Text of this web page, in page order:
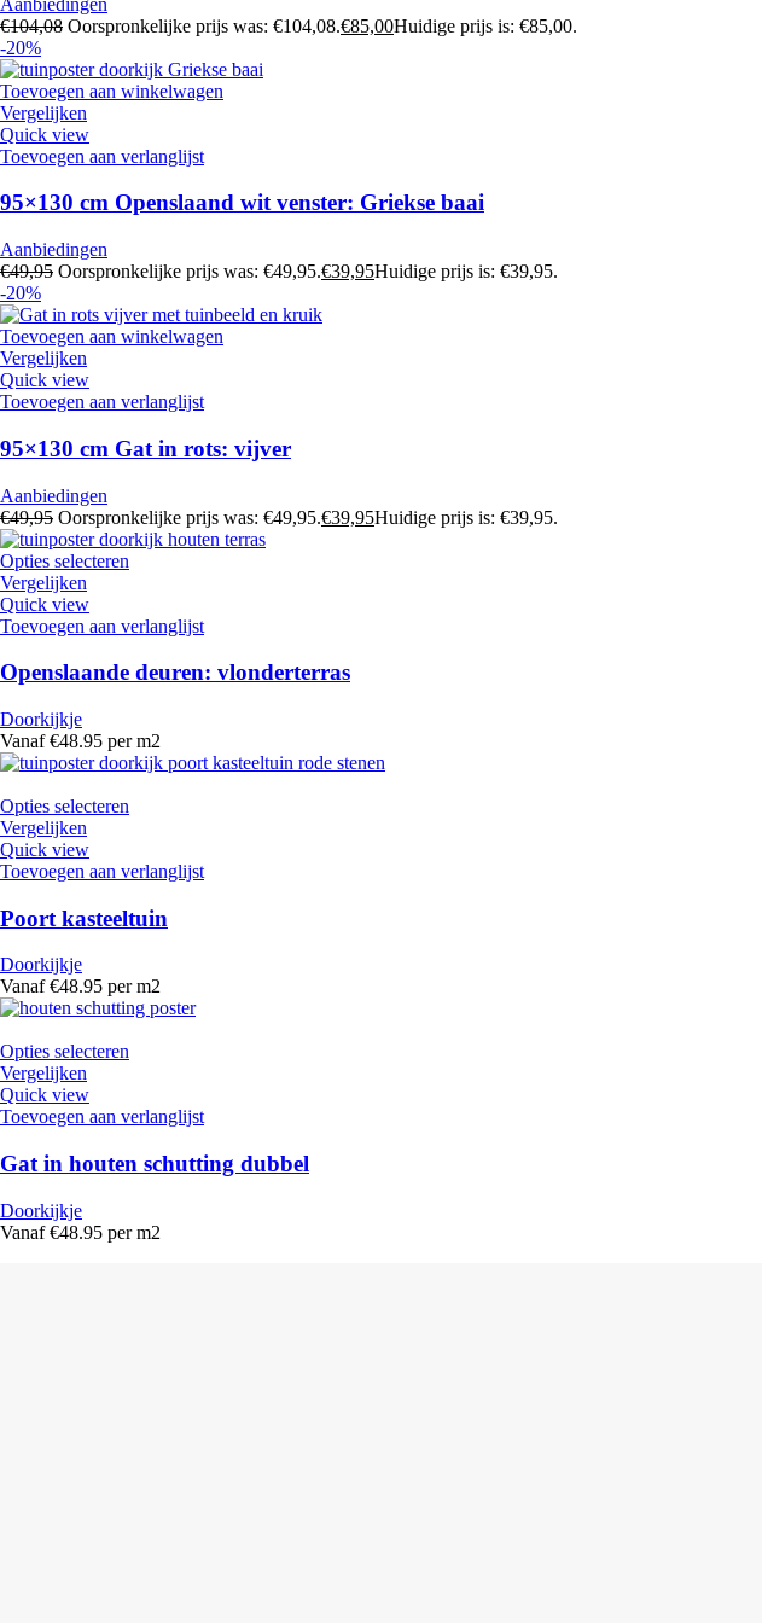
€104,08 Oorspronkelijke prijs was: €104,08.€85,00Huidige prijs is: €85,00.
-20%
Toevoegen aan winkelwagen
Vergelijken
Quick view
Toevoegen aan verlanglijst
95×130 cm Openslaand wit venster: Griekse baai
Aanbiedingen
€49,95 Oorspronkelijke prijs was: €49,95.€39,95Huidige prijs is: €39,95.
-20%
Toevoegen aan winkelwagen
Vergelijken
Quick view
Toevoegen aan verlanglijst
95×130 cm Gat in rots: vijver
Aanbiedingen
€49,95 Oorspronkelijke prijs was: €49,95.€39,95Huidige prijs is: €39,95.
Opties selecteren
Vergelijken
Quick view
Toevoegen aan verlanglijst
Openslaande deuren: vlonderterras
Doorkijkje
Vanaf €48.95 per m2
Opties selecteren
Vergelijken
Quick view
Toevoegen aan verlanglijst
Poort kasteeltuin
Doorkijkje
Vanaf €48.95 per m2
Opties selecteren
Vergelijken
Quick view
Toevoegen aan verlanglijst
Gat in houten schutting dubbel
Doorkijkje
Vanaf €48.95 per m2